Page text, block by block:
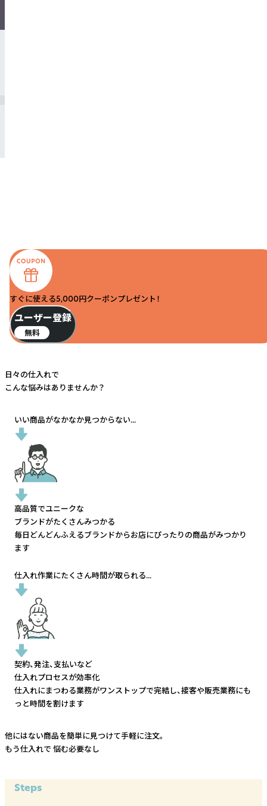
すぐに使える5,000円クーポンプレゼント！
ユーザー登録
無料
日々の仕入れで
こんな悩みはありませんか？
いい商品がなかなか見つからない...
高品質でユニークな
ブランドがたくさんみつかる
毎日どんどんふえるブランドからお店にぴったりの商品がみつかり
ます
仕入れ作業にたくさん時間が取られる...
契約、発注、支払いなど
仕入れプロセスが効率化
仕入れにまつわる業務がワンストップで完結し、接客や販売業務にも
っと時間を割けます
他にはない商品を簡単に見つけて手軽に注文。
もう仕入れで 悩む必要なし
Steps